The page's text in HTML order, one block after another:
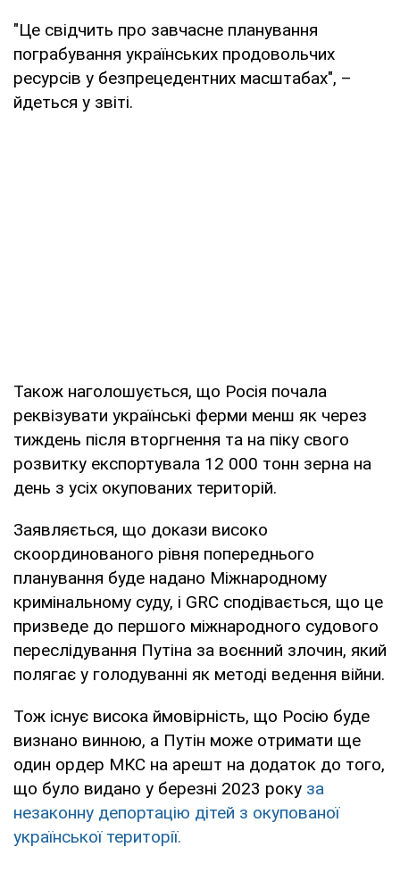
"Це свідчить про завчасне планування
пограбування українських продовольчих
ресурсів у безпрецедентних масштабах", –
йдеться у звіті.
Також наголошується, що Росія почала
реквізувати українські ферми менш як через
тиждень після вторгнення та на піку свого
розвитку експортувала 12 000 тонн зерна на
день з усіх окупованих територій.
Заявляється, що докази високо
скоординованого рівня попереднього
планування буде надано Міжнародному
кримінальному суду, і GRC сподівається, що це
призведе до першого міжнародного судового
переслідування Путіна за воєнний злочин, який
полягає у голодуванні як методі ведення війни.
Тож існує висока ймовірність, що Росію буде
визнано винною, а Путін може отримати ще
один ордер МКС на арешт на додаток до того,
що було видано у березні 2023 року за
незаконну депортацію дітей з окупованої
української території.